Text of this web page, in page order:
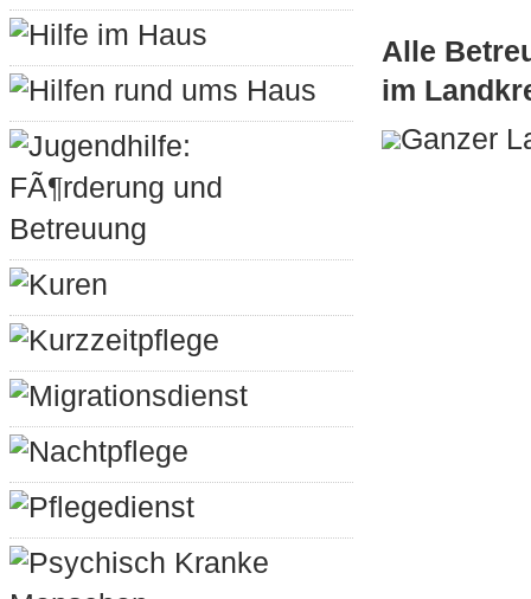
Hilfe im Haus
Hilfen rund ums Haus
Jugendhilfe:
FÃ¶rderung und
Betreuung
Kuren
Kurzzeitpflege
Migrationsdienst
Nachtpflege
Pflegedienst
Psychisch Kranke
Alle
im
Ganzer